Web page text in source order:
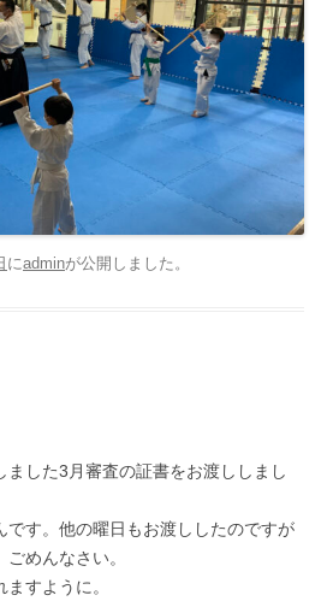
にadminが公開しました 。
ました3月審査の証書をお渡ししまし
です。他の曜日もお渡ししたのですが
めんなさい。
すように。